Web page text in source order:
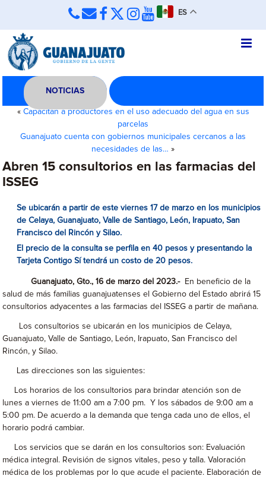
ES
NOTICIAS
« Capacitan a productores en el uso adecuado del agua en sus
parcelas
Guanajuato cuenta con gobiernos municipales cercanos a las
necesidades de las… »
Abren 15 consultorios en las farmacias del
ISSEG
Se ubicarán a partir de este viernes 17 de marzo en los municipios
de Celaya, Guanajuato, Valle de Santiago, León, Irapuato, San
Francisco del Rincón y Silao.
El precio de la consulta se perfila en 40 pesos y presentando la
Tarjeta Contigo Sí tendrá un costo de 20 pesos.
Guanajuato, Gto., 16 de marzo del 2023.-En beneficio de la
salud de más familias guanajuatenses el Gobierno del Estado abrirá 15
consultorios adyacentes a las farmacias del ISSEG a partir de mañana.
Los consultorios se ubicarán en los municipios de Celaya,
Guanajuato, Valle de Santiago, León, Irapuato, San Francisco del
Rincón, y Silao.
Las direcciones son las siguientes:
Los horarios de los consultorios para brindar atención son de
lunes a viernes de 11:00 am a 7:00 pm. Y los sábados de 9:00 am a
5:00 pm. De acuerdo a la demanda que tenga cada uno de ellos, el
horario podrá cambiar.
Los servicios que se darán en los consultorios son: Evaluación
médica integral. Revisión de signos vitales, peso y talla. Valoración
médica de los problemas por lo que acude el paciente. Elaboración de